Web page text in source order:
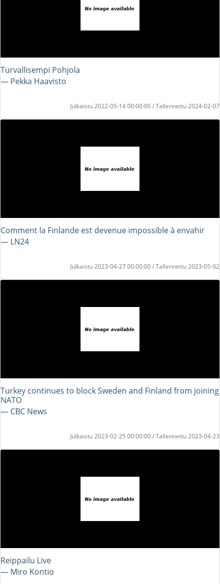
Turvallisempi Pohjola
― Pekka Haavisto
Julkaistu 2022-05-14 00:00:00 / Tallennettu 2024-02-07
Comment la Finlande est devenue impossible à envahir
― LN24
Julkaistu 2023-04-27 00:00:00 / Tallennettu 2023-05-02
Turkey continues to block Sweden and Finland from joining
NATO
― CBC News
Julkaistu 2023-02-25 00:00:00 / Tallennettu 2023-04-23
Reippailu Live
― Miro Kontio